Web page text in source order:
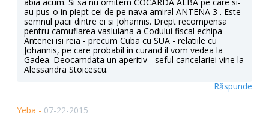
au pus-o in piept cei de pe nava amiral ANTENA 3 . Este
semnul pacii dintre ei si Johannis. Drept recompensa
pentru camuflarea vasluiana a Codului fiscal echipa
Antenei isi reia - precum Cuba cu SUA - relatiile cu
Johannis, pe care probabil in curand il vom vedea la
Gadea. Deocamdata un aperitiv - seful cancelariei vine la
Alessandra Stoicescu.
Răspunde
Yeba - 07-22-2015